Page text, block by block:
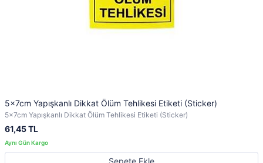
5x7cm Yapışkanlı Dikkat Ölüm Tehlikesi Etiketi (Sticker)
5x7cm Yapışkanlı Dikkat Ölüm Tehlikesi Etiketi (Sticker)
61,45 TL
Sepete Ekle